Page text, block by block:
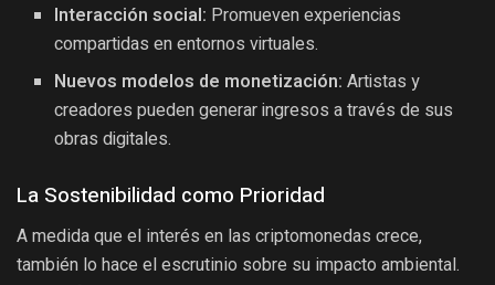
Interacción social: Promueven experiencias
compartidas en entornos virtuales.
Nuevos modelos de monetización: Artistas y
creadores pueden generar ingresos a través de sus
obras digitales.
La Sostenibilidad como Prioridad
A medida que el interés en las criptomonedas crece,
también lo hace el escrutinio sobre su impacto ambiental.